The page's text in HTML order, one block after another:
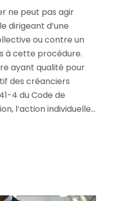
ne peut pas agir
dirigeant d’une
ou contre un
à cette procédure.
ayant qualité pour
des créanciers
4 du Code de
l’action individuelle...